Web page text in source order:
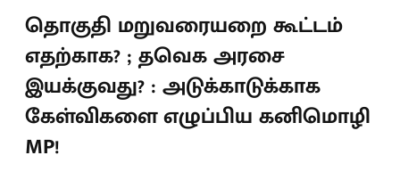
தொகுதி மறுவரையறை கூட்டம்
எதற்காக? ; தவெக அரசை
இயக்குவது? : அடுக்காடுக்காக
கேள்விகளை எழுப்பிய கனிமொழி
MP!